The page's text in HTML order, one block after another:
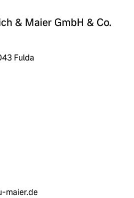
& Maier GmbH & Co.
Fulda
maier.de